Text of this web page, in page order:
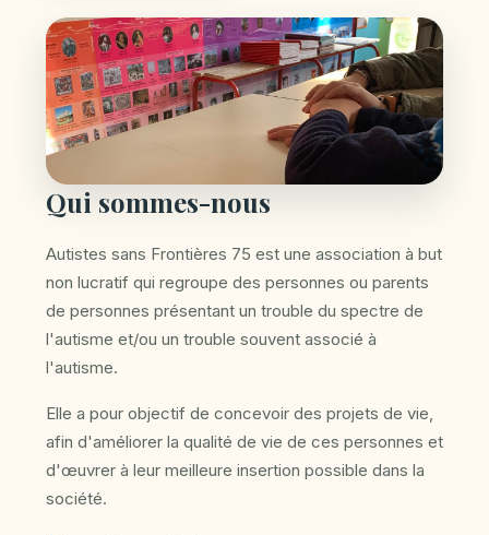
Qui sommes-nous
Autistes sans Frontières 75 est une association à but
non lucratif qui regroupe des personnes ou parents
de personnes présentant un trouble du spectre de
l'autisme et/ou un trouble souvent associé à
l'autisme.
Elle a pour objectif de concevoir des projets de vie,
afin d'améliorer la qualité de vie de ces personnes et
d'œuvrer à leur meilleure insertion possible dans la
société.